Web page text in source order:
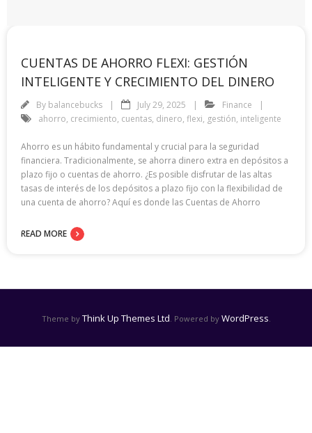
CUENTAS DE AHORRO FLEXI: GESTIÓN
INTELIGENTE Y CRECIMIENTO DEL DINERO
By balancebucks July 29, 2025
Finance
ahorro, crecimiento, cuentas, dinero, flexi, gestión, inteligente
Ahorro es un hábito fundamental y crucial para la seguridad
financiera. Tradicionalmente, se ahorra dinero extra en depósitos a
plazo fijo o cuentas de ahorro. ¿Es posible disfrutar de las altas
tasas de interés de los depósitos a plazo fijo con la flexibilidad de
una cuenta de ahorro? Aquí es donde las Cuentas de Ahorro
READ MORE
Theme by Think Up Themes Ltd . Powered by WordPress